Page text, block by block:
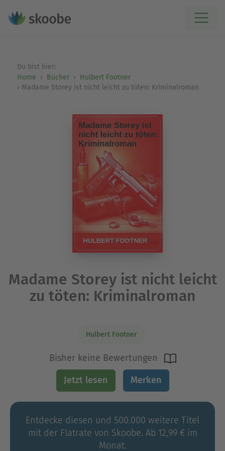
Du bist hier:
Home
Bücher
Hulbert Footner
Madame Storey ist nicht leicht zu töten: Kriminalroman
Madame Storey ist nicht leicht
zu töten: Kriminalroman
Hulbert Footner
Bisher keine Bewertungen
Jetzt lesen Merken
Entdecke diesen und 500.000 weitere Titel
mit der Flatrate von Skoobe. Ab 12,99 € im
Monat.